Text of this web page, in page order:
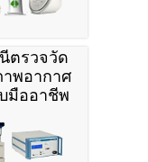
ตรวจวัด
พอากาศ
มืออาชีพ